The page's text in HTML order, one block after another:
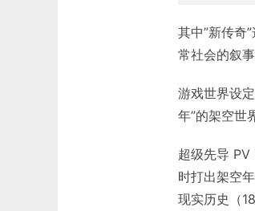
其中”新传奇
常社会的叙事
游戏世界设
年”的架空世
超级先导 PV
时打出架空
现实历史（